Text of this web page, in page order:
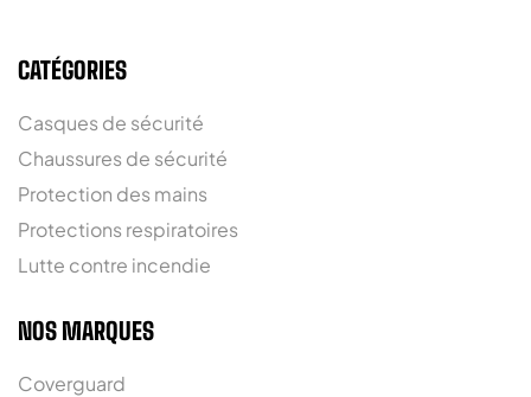
CATÉGORIES
Casques de sécurité
Chaussures de sécurité
Protection des mains
Protections respiratoires
Lutte contre incendie
NOS MARQUES
Coverguard